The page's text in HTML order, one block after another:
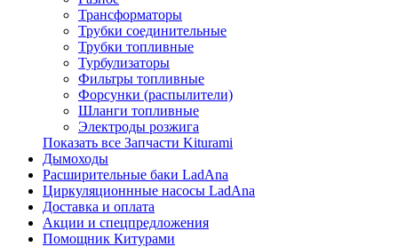
Трансформаторы
Трубки соединительные
Трубки топливные
Турбулизаторы
Фильтры топливные
Форсунки (распылители)
Шланги топливные
Электроды розжига
Показать все Запчасти Kiturami
Дымоходы
Расширительные баки LadAna
Циркуляционнные насосы LadAna
Доставка и оплата
Акции и спецпредложения
Помощник Китурами